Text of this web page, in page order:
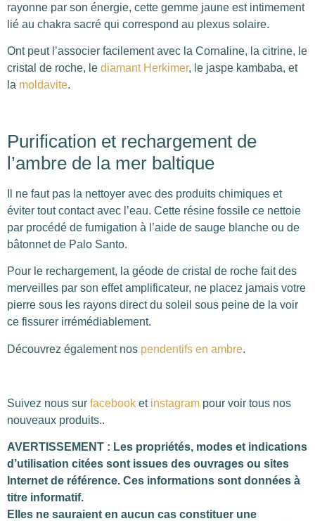
rayonne par son énergie, cette gemme jaune est intimement
lié au chakra sacré qui correspond au plexus solaire.
Ont peut l’associer facilement avec la Cornaline, la citrine, le
cristal de roche, le diamant Herkimer, le jaspe kambaba, et
la moldavite.
Purification et rechargement de
l’ambre de la mer baltique
Il ne faut pas la nettoyer avec des produits chimiques et
éviter tout contact avec l’eau. Cette résine fossile ce nettoie
par procédé de fumigation à l’aide de sauge blanche ou de
bâtonnet de Palo Santo.
Pour le rechargement, la géode de cristal de roche fait des
merveilles par son effet amplificateur, ne placez jamais votre
pierre sous les rayons direct du soleil sous peine de la voir
ce fissurer irrémédiablement.
Découvrez également nos pendentifs en ambre.
Suivez nous sur facebook et instagram pour voir tous nos
nouveaux produits..
AVERTISSEMENT : Les propriétés, modes et indications
d’utilisation citées sont issues des ouvrages ou sites
Internet de référence. Ces informations sont données à
titre informatif.
Elles ne sauraient en aucun cas constituer une